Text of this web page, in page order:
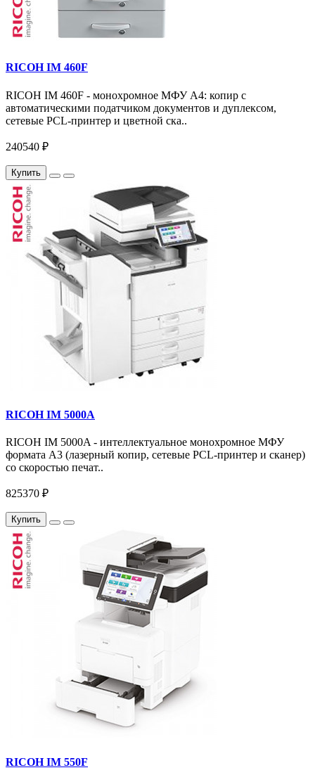
RICOH IM 460F
RICOH IM 460F - монохромное МФУ A4: копир с
автоматическими податчиком документов и дуплексом,
сетевые PCL-принтер и цветной ска..
240540 ₽
Купить
RICOH IM 5000A
RICOH IM 5000A - интеллектуальное монохромное МФУ
формата А3 (лазерный копир, сетевые PCL-принтер и сканер)
со скоростью печат..
825370 ₽
Купить
RICOH IM 550F